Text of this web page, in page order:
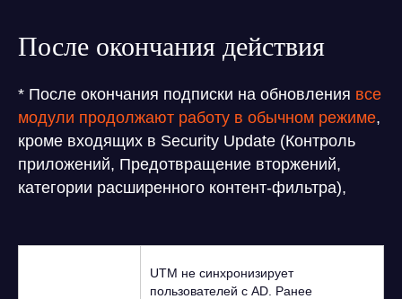
После окончания действия
* После окончания подписки на обновления все
модули продолжают работу в обычном режиме,
кроме входящих в Security Update (Контроль
приложений, Предотвращение вторжений,
категории расширенного контент-фильтра),
UTM не синхронизирует
пользователей с AD. Ранее